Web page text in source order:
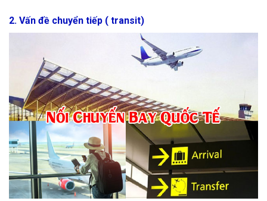
2. Vấn đề chuyển tiếp ( transit)